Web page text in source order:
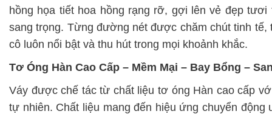
hồng họa tiết hoa hồng rạng rỡ, gợi lên vẻ đẹp
sang trọng. Từng đường nét được chăm chút tinh tế,
cô luôn nổi bật và thu hút trong mọi khoảnh khắc.
Tơ Óng Hàn Cao Cấp – Mềm Mại – Bay Bổng –
Váy được chế tác từ chất liệu tơ óng Hàn cao cấp
tự nhiên. Chất liệu mang đến hiệu ứng chuyển